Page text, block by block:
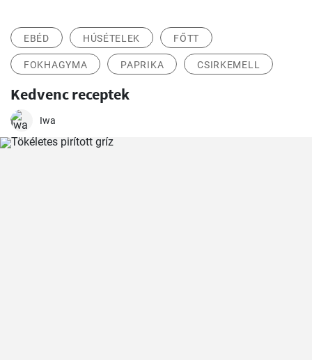
EBÉD HÚSÉTELEK FŐTT
FOKHAGYMA PAPRIKA CSIRKEMELL
Kedvenc receptek
Iwa